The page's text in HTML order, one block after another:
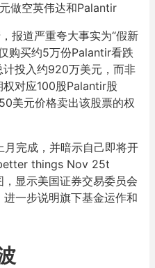
做空英伟达和Palantir
报道严重夸大事实为“假新
购买约5万份Palantir看跌
投入约920万美元，而非
对应100股Palantir股
美元价格卖出该股票的权
完成，并暗示自己即将开
things Nov 25t
显示美国证券交易委员会
一步说明旗下基金运作和